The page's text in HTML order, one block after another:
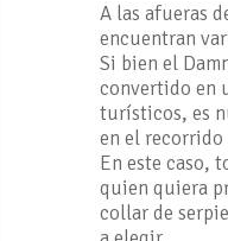
A las afueras
encuentran
Si bien el
convertido en
turísticos, es
en el recorrido
En este caso,
quien quiera
collar de